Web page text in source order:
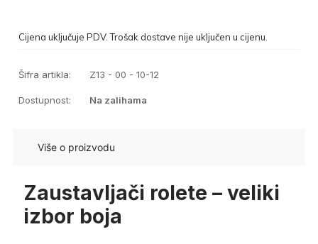
Cijena uključuje PDV. Trošak dostave nije uključen u cijenu.
Šifra artikla: Z13 - 00 - 10-12
Dostupnost: Na zalihama
Više o proizvodu
Zaustavljači rolete – veliki
izbor boja